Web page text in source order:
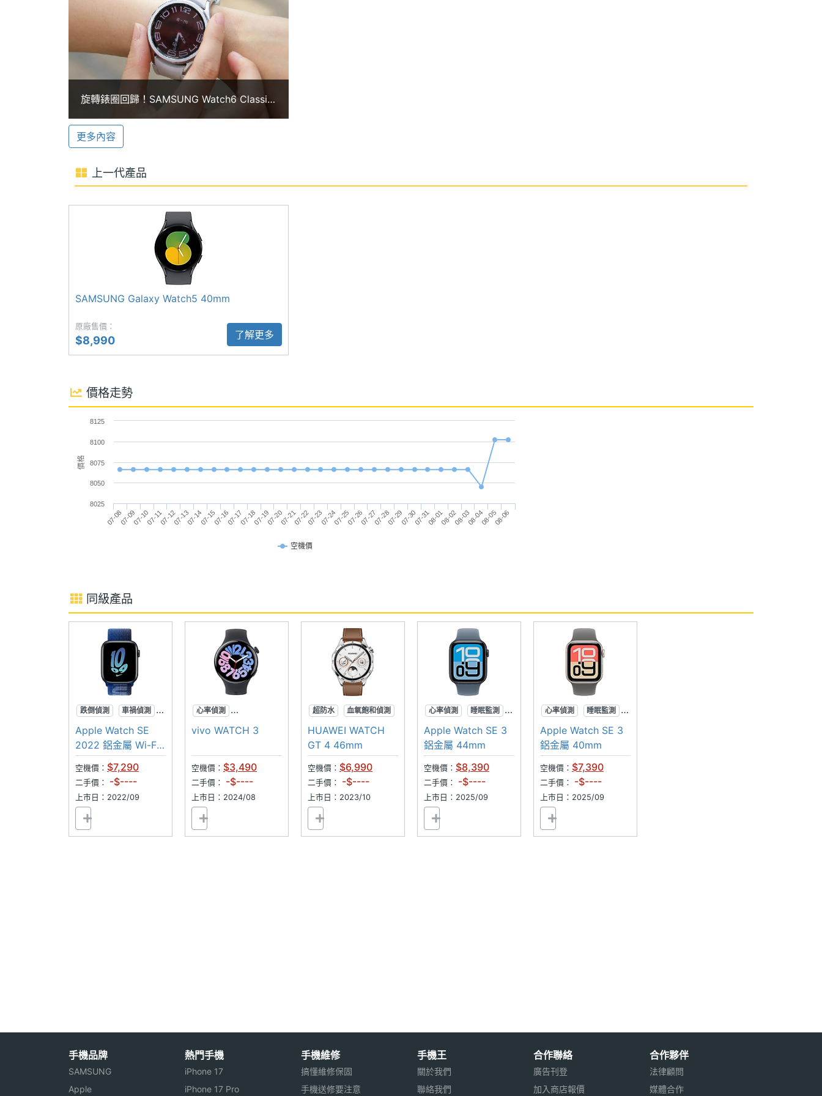
常，立即提醒用戶的身體狀態；夜間皮膚溫度追蹤提供經期追蹤等其他身體分析；並具備跌倒
偵測，一旦檢測到跌倒，手錶將自動撥打緊急號碼或通知預先設定的聯絡人。
睡眠教練設定
SAMSUNG Galaxy Watch6 40mm 新增的心率區間指南，以運動強度由弱至強將心率分五個
區間，事先設定強度目標，達到目標時以語音或震動即時提醒與導引，搭配身體組成分析，能
夠進度追蹤和擁有個人體適能計劃；升級的睡眠管理可進行睡眠教練設定，獲得個人化指引與
提醒，並提供睡眠一致性、睡眠動物等功能，且同步手機睡眠模式設定，内建光學感測器因應
SAMSUNG Galaxy Watch6 40mm 功能特色
◎ Wear OS 4 作業系統、One UI 5 Watch 操作介面
◎ SAMSUNG Exynos W930, 1.4GHz 雙核心處理器
◎ 2GB RAM／16GB ROM
◎ Samsung BioActive 三合一感測器
◎ 心率偵測、睡眠偵測、心電圖、血壓、連續血氧
◎ 運動加速感應、陀螺儀、氣壓高度計、環境光源感應、指南針
◎ 內建 300mAh 電池，最高 40 小時續航時間
◎ WPC 無線充電，支援快充
◎ 5ATM、IP68 防塵防水、MIL-STD-810H 軍規認證
◎上述內容提到偵測功能的測量結果僅為參考，不能作爲診斷和治療依據。
電池容量 300 mAh
單機使用時間 40 hr
主螢幕尺寸 1.3 inch
主螢幕解析度 432x432 pixels
主螢幕材質 Super AMOLED
Yes
連接與應用
Wi-Fi
NFC Yes
藍牙 Yes
藍牙版本 5.3
衛星定位
無線充電 Yes
感應器
陀螺儀
計步器
加速度感應器
心跳感測器
睡眠感測器
高度氣壓感測器
機體規格
裝置分類 智慧手錶
旋轉錶圈回歸！SAMSUNG Watch6 Classic
更多內容
上一代產品
SAMSUNG Galaxy Watch5 40mm
原廠售價：
$8,990 了解更多
價格走勢
價格
空機價
07-0807-0907-1007-1107-1207-1307-1407-1507-1607-1707-1807-1907-2007-2107-2207-2307-2407-2507-2607-2707-2807-2907-3007-3108-0108-0208-0308-0408-0508-06
8025
8050
8075
8100
8125
同級產品
跌倒偵測
車禍偵測
心率偵測
Apple Watch SE
2022 鋁金屬 Wi-Fi
44mm
空機價： $7,290
二手價： -$----
上市日：2022/09
心率偵測
血氧飽和偵測
vivo WATCH 3
空機價： $3,490
二手價： -$----
上市日：2024/08
超防水
血氧飽和偵測
心率偵測
HUAWEI WATCH
GT 4 46mm
空機價： $6,990
二手價： -$----
上市日：2023/10
心率偵測
睡眠監測
鋁金屬
Apple Watch SE 3
鋁金屬 44mm
空機價： $8,390
二手價： -$----
上市日：2025/09
心率偵測
睡眠監測
鋁金屬
Apple Watch SE 3
鋁金屬 40mm
空機價： $7,390
二手價： -$----
上市日：2025/09
手機品牌
SAMSUNG
Apple
熱門手機
iPhone 17
iPhone 17 Pro
手機維修
搞懂維修保固
手機送修要注意
手機王
關於我們
聯絡我們
合作聯絡
廣告刊登
加入商店報價
合作夥伴
法律顧問
媒體合作